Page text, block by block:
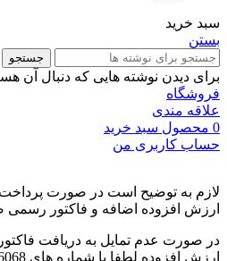
سبد خرید
بستن
جستجو
برای دیدن نوشته هایی که دنبال آن
فروشگاه
علاقه مندی
0 محصول سبد خرید
حساب کاربری من
ارزش افزوده اضافه و فاکتور
در صورت عدم تمایل به دریافت